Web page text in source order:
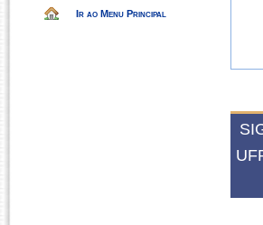
Ir ao Menu Principal